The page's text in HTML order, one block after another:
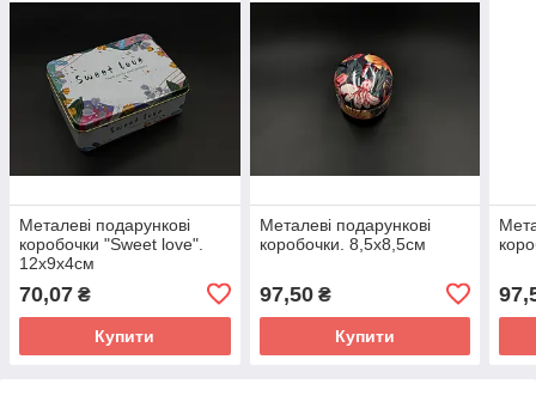
Металеві подарункові
коробочки "Sweet love".
12х9х4см
70,07 ₴
Купити
Металеві подарункові
коробочки. 8,5х8,5см
97,50₴
Купити